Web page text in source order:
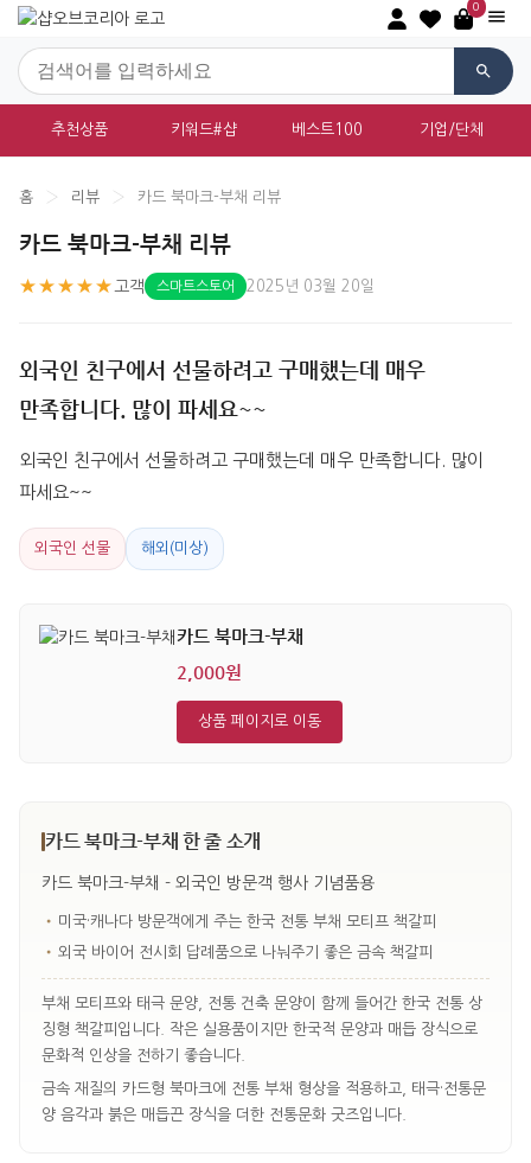
0
추천상품 키워드#샵 베스트100 기업/단체
홈 › 리뷰 › 카드 북마크-부채 리뷰
카드 북마크-부채 리뷰
★★★★★ 고객 스마트스토어 2025년 03월 20일
외국인 친구에서 선물하려고 구매했는데 매우
만족합니다. 많이 파세요~~
외국인 친구에서 선물하려고 구매했는데 매우 만족합니다. 많이
파세요~~
외국인 선물 해외(미상)
카드 북마크-부채
2,000원
상품 페이지로 이동
카드 북마크-부채 한 줄 소개
카드 북마크-부채 - 외국인 방문객 행사 기념품용
• 미국·캐나다 방문객에게 주는 한국 전통 부채 모티프 책갈피
• 외국 바이어 전시회 답례품으로 나눠주기 좋은 금속 책갈피
부채 모티프와 태극 문양, 전통 건축 문양이 함께 들어간 한국 전통 상
징형 책갈피입니다. 작은 실용품이지만 한국적 문양과 매듭 장식으로
문화적 인상을 전하기 좋습니다.
금속 재질의 카드형 북마크에 전통 부채 형상을 적용하고, 태극·전통문
양 음각과 붉은 매듭끈 장식을 더한 전통문화 굿즈입니다.